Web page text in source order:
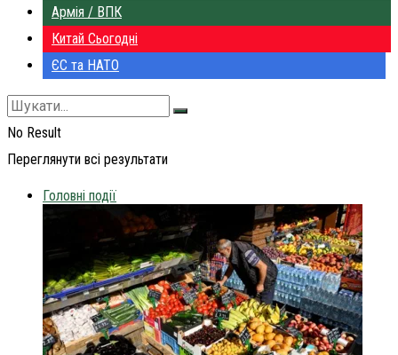
Армія / ВПК
Китай Сьогодні
ЄС та НАТО
No Result
Переглянути всі результати
Головні події